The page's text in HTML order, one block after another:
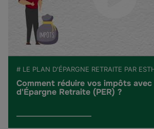
# LE PLAN D'ÉPARGNE RETRAITE PAR
Comment réduire vos impôts avec
d'Épargne Retraite (PER) ?